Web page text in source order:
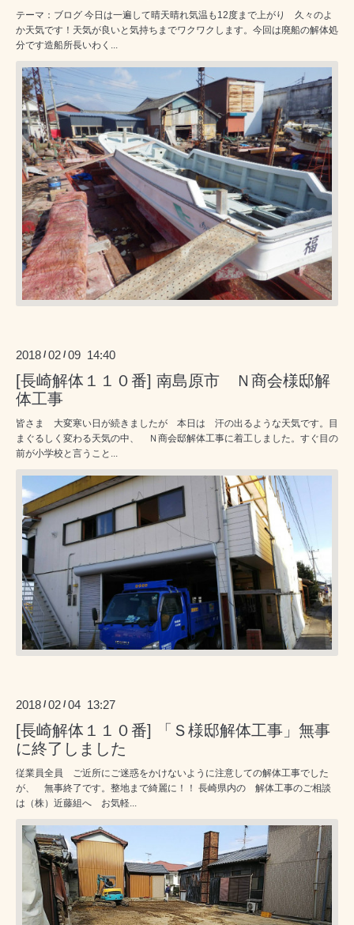
テーマ：ブログ 今日は一遍して晴天晴れ気温も12度まで上がり 久々のよ
か天気です！天気が良いと気持ちまでワクワクします。今回は廃船の解体処
分です造船所長いわく...
2018 /02 /09 14:40
[長崎解体１１０番] 南島原市 Ｎ商会様邸解
体工事
皆さま 大変寒い日が続きましたが 本日は 汗の出るような天気です。目
まぐるしく変わる天気の中、 Ｎ商会邸解体工事に着工しました。すぐ目の
前が小学校と言うこと...
2018 /02 /04 13:27
[長崎解体１１０番] 「Ｓ様邸解体工事」無事
に終了しました
従業員全員 ご近所にご迷惑をかけないように注意しての解体工事でした
が、 無事終了です。整地まで綺麗に！！ 長崎県内の 解体工事のご相談
は（株）近藤組へ お気軽...